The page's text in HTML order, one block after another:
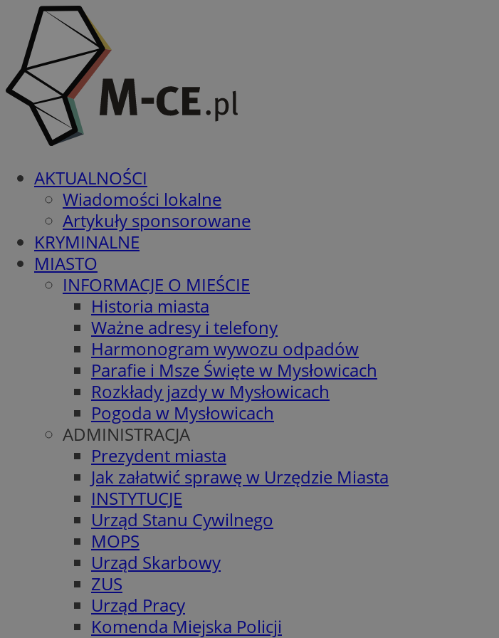
AKTUALNOŚCI
Wiadomości lokalne
Artykuły sponsorowane
KRYMINALNE
MIASTO
INFORMACJE O MIEŚCIE
Historia miasta
Ważne adresy i telefony
Harmonogram wywozu odpadów
Parafie i Msze Święte w Mysłowicach
Rozkłady jazdy w Mysłowicach
Pogoda w Mysłowicach
ADMINISTRACJA
Prezydent miasta
Jak załatwić sprawę w Urzędzie Miasta
INSTYTUCJE
Urząd Stanu Cywilnego
MOPS
Urząd Skarbowy
ZUS
Urząd Pracy
Komenda Miejska Policji